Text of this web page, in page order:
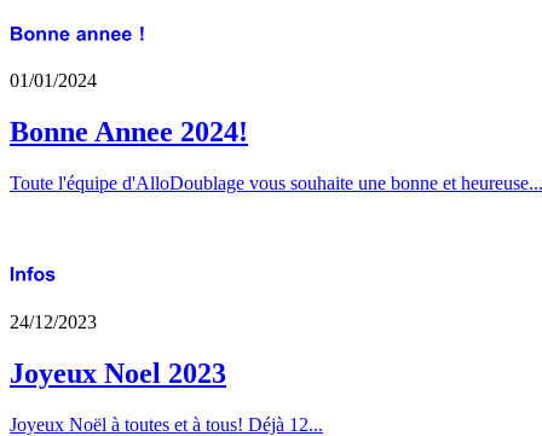
01/01/2024
Bonne Annee 2024!
Toute l'équipe d'AlloDoublage vous souhaite une bonne et heureuse...
24/12/2023
Joyeux Noel 2023
Joyeux Noël à toutes et à tous! Déjà 12...